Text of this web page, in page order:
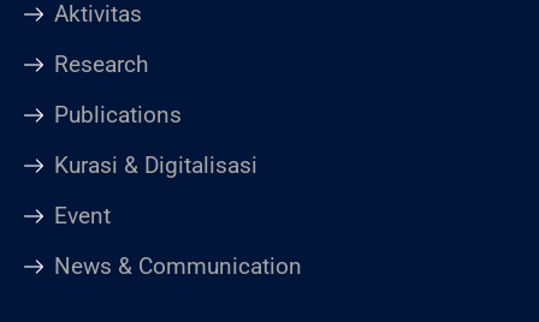
Aktivitas
Research
Publications
Kurasi & Digitalisasi
Event
News & Communication